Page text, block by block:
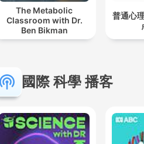
The Metabolic
Classroom with Dr.
Ben Bikman
普通心
國際 科學 播客